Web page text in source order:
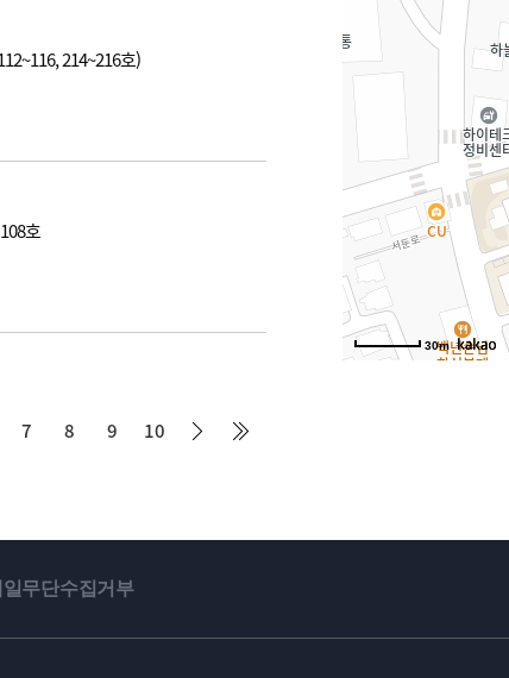
214~216호)
호
7 8 9 10
30m
일무단수집거부